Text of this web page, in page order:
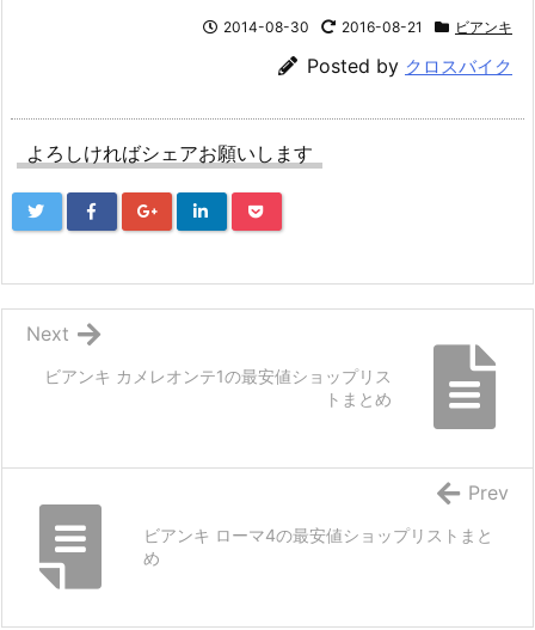
2014-08-30 2016-08-21 ビアンキ
Posted by クロスバイク
よろしければシェアお願いします
ビアンキ カメレオンテ1の最安値ショップリス
トまとめ
Next
ビアンキ ローマ4の最安値ショップリストまと
め
Prev